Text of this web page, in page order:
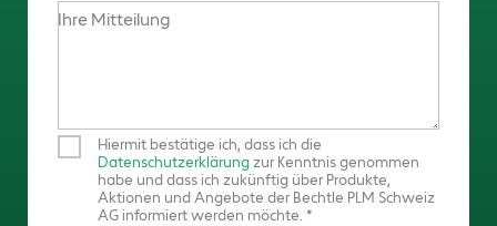
Ihre Mitteilung
Hiermit bestätige ich, dass ich die
Datenschutzerklärungzur Kenntnis genommen
habe und dass ich zukünftig über Produkte,
Aktionen und Angebote der Bechtle PLM Schweiz
AG informiert werden möchte.